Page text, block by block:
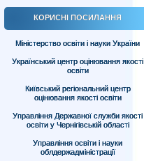
КОРИСНІ ПОСИЛАННЯ
Міністерство освіти і науки України
Український центр оцінювання якості
освіти
Київський регіональний центр
оцінювання якості освіти
Управління Державної служби якості
освіти у Чернігівській області
Управління освіти і науки
облдержадміністрації